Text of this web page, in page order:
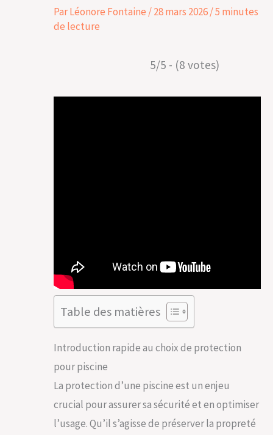
ParLéonore Fontaine /28 mars 2026/5 minutes
de lecture
5/5 - (8 votes)
Table des matières
Introduction rapide au choix de protection
pour piscine
La protection d’une piscine est un enjeu
crucial pour assurer sa sécurité et en optimiser
l’usage. Qu’il s’agisse de préserver la propreté